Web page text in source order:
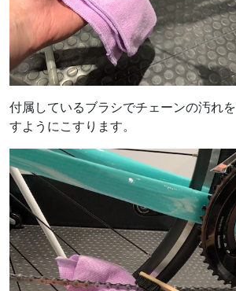
付属しているブラシでチェーンの汚れ
すようにこすります。